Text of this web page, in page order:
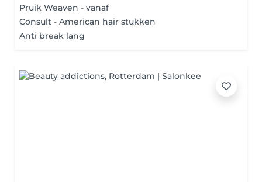
Pruik Weaven - vanaf
Consult - American hair stukken
Anti break lang